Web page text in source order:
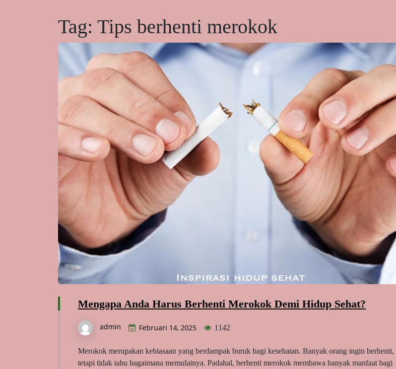
Tag: Tips berhenti merokok
Mengapa Anda Harus Berhenti Merokok Demi Hidup Sehat?
admin Februari 14, 2025 1142
Merokok merupakan kebiasaan yang berdampak buruk bagi kesehatan. Banyak orang ingin berhenti,
tetapi tidak tahu bagaimana memulainya. Padahal, berhenti merokok membawa banyak manfaat bagi